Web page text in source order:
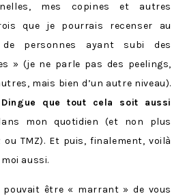
mes copines et autres
que je pourrais recenser au
personnes ayant subi des
» (je ne parle pas des peelings,
mais bien d’un autre niveau).
Dingue que tout cela soit aussi
mon quotidien (et non plus
ou TMZ). Et puis, finalement, voilà
aussi.
être « marrant » de vous